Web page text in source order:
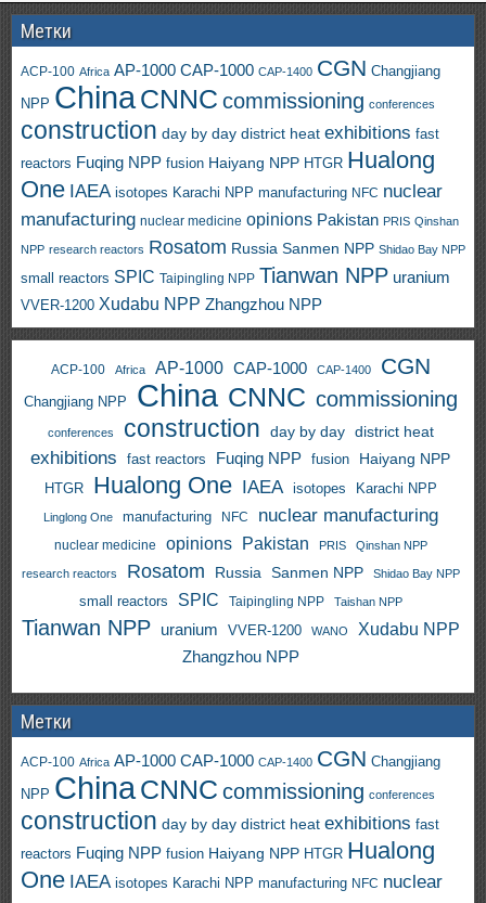
Метки
ACP-100 Africa AP-1000 CAP-1000 CAP-1400 CGN Changjiang
NPP ChinaCNNC commissioning conferences
construction day by day district heat exhibitions fast
reactors Fuqing NPP fusion Haiyang NPP HTGR Hualong
One IAEA isotopes Karachi NPP manufacturing NFC nuclear
manufacturing nuclear medicine opinions Pakistan PRIS Qinshan
NPP research reactors Rosatom Russia Sanmen NPP Shidao Bay NPP
small reactors SPIC Taipingling NPP Tianwan NPP uranium
VVER-1200 Xudabu NPP Zhangzhou NPP
ACP-100 Africa AP-1000 CAP-1000 CAP-1400 CGN
Changjiang NPP China CNNC commissioning
conferences construction day by day district heat
exhibitions fast reactors Fuqing NPP fusion Haiyang NPP
HTGR Hualong One IAEA isotopes Karachi NPP
Linglong One manufacturing NFC nuclear manufacturing
nuclear medicine opinions Pakistan PRIS Qinshan NPP
research reactors Rosatom Russia Sanmen NPP Shidao Bay NPP
small reactors SPIC Taipingling NPP Taishan NPP
Tianwan NPP uranium VVER-1200 WANO
Xudabu NPP
Zhangzhou NPP
Метки
ACP-100 Africa AP-1000 CAP-1000 CAP-1400 CGN Changjiang
NPP ChinaCNNC commissioning conferences
construction day by day district heat exhibitions fast
reactors Fuqing NPP fusion Haiyang NPP HTGR Hualong
One IAEA isotopes Karachi NPP manufacturing NFC nuclear